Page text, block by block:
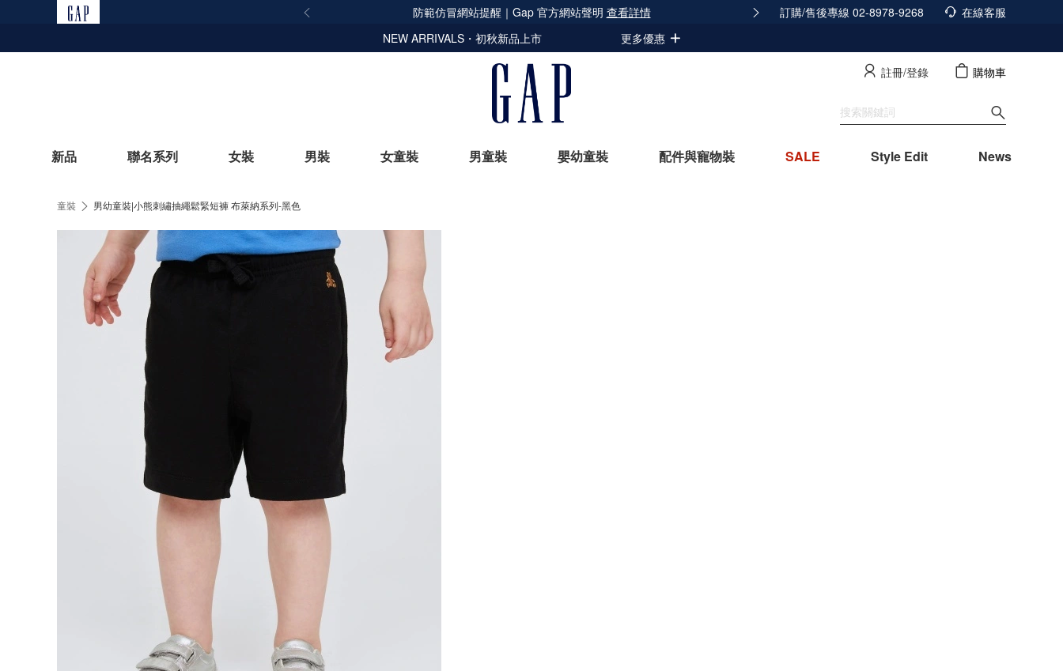
防範仿冒網站提醒｜Gap 官方網站聲明 查看詳情 165反詐騙安全宣導查看詳情
訂購/售後專線 02-8978-9268
在線客服
NEW ARRIVALS・初秋新品上市
更多優惠
立即選購
註冊/登錄 購物車
新品 聯名系列 女裝 男裝 女童裝 男童裝 嬰幼童裝 配件與寵物裝 SALE Style Edit News
童裝 男幼童裝|小熊刺繡抽繩鬆緊短褲 布萊納系列-黑色